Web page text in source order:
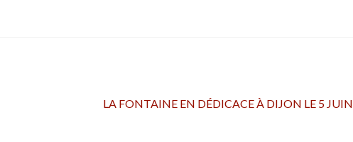
Article
LA FONTAINE EN DÉDICACE À DIJON LE 5